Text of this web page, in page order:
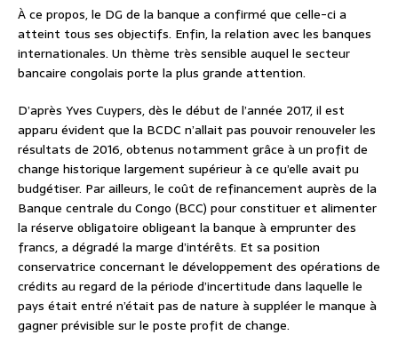
À ce propos, le DG de la banque a confirmé que celle-ci a
atteint tous ses objectifs. Enfin, la relation avec les banques
internationales. Un thème très sensible auquel le secteur
bancaire congolais porte la plus grande attention.
D’après Yves Cuypers, dès le début de l’année 2017, il est
apparu évident que la BCDC n’allait pas pouvoir renouveler les
résultats de 2016, obtenus notamment grâce à un profit de
change historique largement supérieur à ce qu’elle avait pu
budgétiser. Par ailleurs, le coût de refinancement auprès de la
Banque centrale du Congo (BCC) pour constituer et alimenter
la réserve obligatoire obligeant la banque à emprunter des
francs, a dégradé la marge d’intérêts. Et sa position
conservatrice concernant le développement des opérations de
crédits au regard de la période d’incertitude dans laquelle le
pays était entré n’était pas de nature à suppléer le manque à
gagner prévisible sur le poste profit de change.